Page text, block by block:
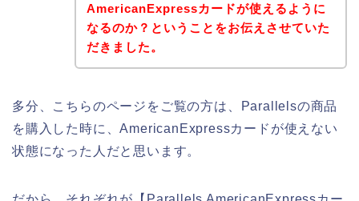
AmericanExpressカードが使えるように
なるのか？ということをお伝えさせていた
だきました。
多分、こちらのページをご覧の方は、Parallelsの商品
を購入した時に、AmericanExpressカードが使えない
状態になった人だと思います。